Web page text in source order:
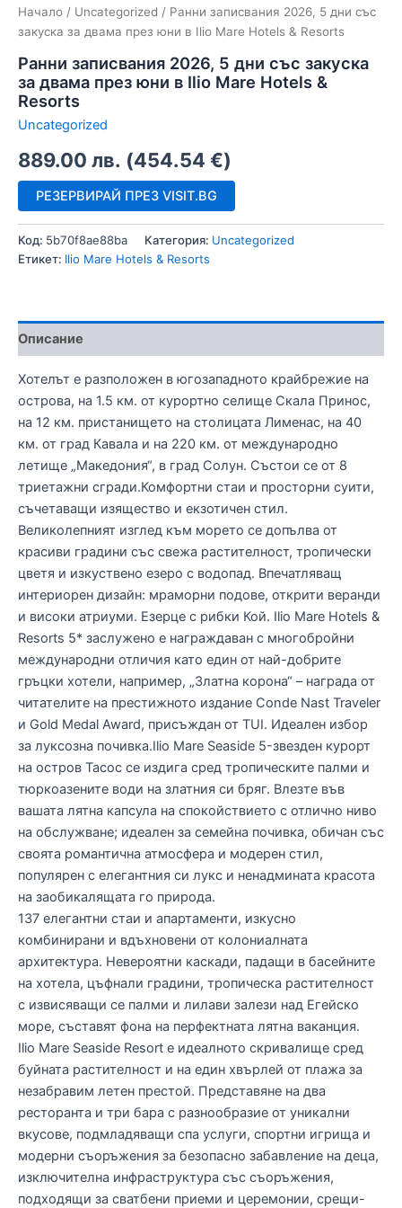
Начало / Uncategorized / Ранни записвания 2026, 5 дни със
закуска за двама през юни в Ilio Mare Hotels & Resorts
Ранни записвания 2026, 5 дни със закуска
за двама през юни в Ilio Mare Hotels &
Resorts
Uncategorized
889.00 лв. (454.54 €)
РЕЗЕРВИРАЙ ПРЕЗ VISIT.BG
Код: 5b70f8ae88ba Категория: Uncategorized
Етикет: Ilio Mare Hotels & Resorts
Описание
Хотелът е разположен в югозападното крайбрежие на
острова, на 1.5 км. от курортно селище Скала Принос,
на 12 км. пристанището на столицата Лименас, на 40
км. от град Кавала и на 220 км. от международно
летище „Македония“, в град Солун. Състои се от 8
триетажни сгради.Комфортни стаи и просторни суити,
съчетаващи изящество и екзотичен стил.
Великолепният изглед към морето се допълва от
красиви градини със свежа растителност, тропически
цветя и изкуствено езеро с водопад. Впечатляващ
интериорен дизайн: мраморни подове, открити веранди
и високи атриуми. Езерце с рибки Кой. Ilio Mare Hotels &
Resorts 5* заслужено е награждаван с многобройни
международни отличия като един от най-добрите
гръцки хотели, например, „Златна корона“ – награда от
читателите на престижното издание Conde Nast Traveler
и Gold Medal Award, присъждан от TUI. Идеален избор
за луксозна почивка.Ilio Mare Seaside 5-звезден курорт
на остров Тасос се издига сред тропическите палми и
тюркоазените води на златния си бряг. Влезте във
вашата лятна капсула на спокойствието с отлично ниво
на обслужване; идеален за семейна почивка, обичан със
своята романтична атмосфера и модерен стил,
популярен с елегантния си лукс и ненадмината красота
на заобикалящата го природа.
137 елегантни стаи и апартаменти, изкусно
комбинирани и вдъхновени от колониалната
архитектура. Невероятни каскади, падащи в басейните
на хотела, цъфнали градини, тропическа растителност
с извисяващи се палми и лилави залези над Егейско
море, съставят фона на перфектната лятна ваканция.
Ilio Mare Seaside Resort е идеалното скривалище сред
буйната растителност и на един хвърлей от плажа за
незабравим летен престой. Представяне на два
ресторанта и три бара с разнообразие от уникални
вкусове, подмладяващи спа услуги, спортни игрища и
модерни съоръжения за безопасно забавление на деца,
изключителна инфраструктура със съоръжения,
подходящи за сватбени приеми и церемонии, срещи-